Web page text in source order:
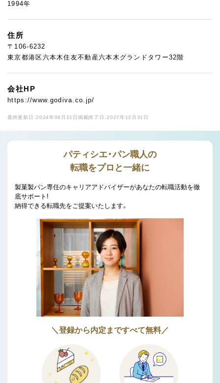
1994年
住所
〒106-6232
東京都港区六本木住友不動産六本木グランドタワー32階
会社HP
https://www.godiva.co.jp/
最終更新日：2024年08月21日 掲載終了日：2027年12月31日
パティシエ・パン職人の
転職をプロと一緒に
製菓製パン専任のキャリアアドバイザーがあなたの転職活動を徹
底サポート!
納得できる転職先をご提案いたします。
＼登録から内定まですべて無料／